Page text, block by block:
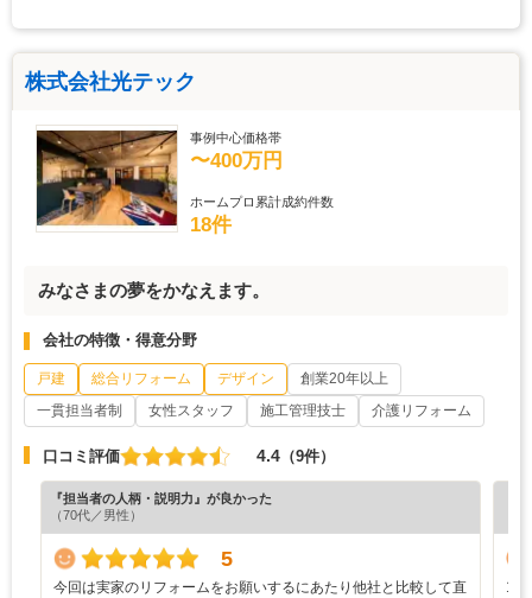
株式会社光テック
事例中心価格帯
〜400万円
ホームプロ累計成約件数
18件
みなさまの夢をかなえます。
会社の特徴・得意分野
戸建 総合リフォーム デザイン
創業20年以上
一貫担当者制
女性スタッフ 施工管理技士 介護リフォーム
口コミ評価 4.4 （9件）
『担当者の人柄・説明力』が良かった
（70代／男性）
5
今回は実家のリフォームをお願いするにあたり他社と比較して直
1ヶ